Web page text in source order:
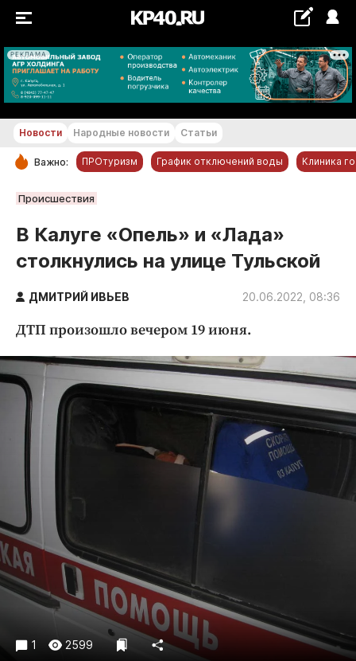
РЕКЛАМА
+22...+23 °С
РУБРИКИ
Новости компаний
Статьи
Народные новости
Благоустройство
Криминал
Культура
Недвижимость и ЖКХ
Образование
Общество
Происшествия
Спорт
Экономика и бизнес
ПРОЕКТЫ
Блоги
Новости Народные новости Статьи
Важно: ПРОтуризм График отключений воды Клиника
Происшествия
В Калуге «Опель» и «Лада»
столкнулись на улице Тульской
ДМИТРИЙ ИВЬЕВ 20.06.2022, 08:36
ДТП произошло вечером 19 июня.
1 2599